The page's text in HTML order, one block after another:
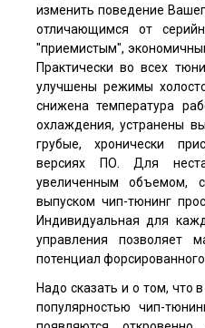
изменить поведение
отличающимся от
"приемистым",
Практически во всех
улучшены режимы
снижена температура
охлаждения, устранены
грубые, хронически
версиях ПО. Для
увеличенным объемом,
выпуском чип-тюнинг
Индивидуальная для
управления позволяет
потенциал
Надо сказать и о том, что
популярностью чип-